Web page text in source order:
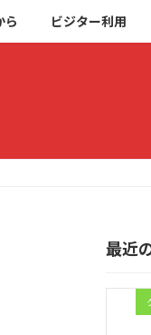
ら ビジター利用
最近